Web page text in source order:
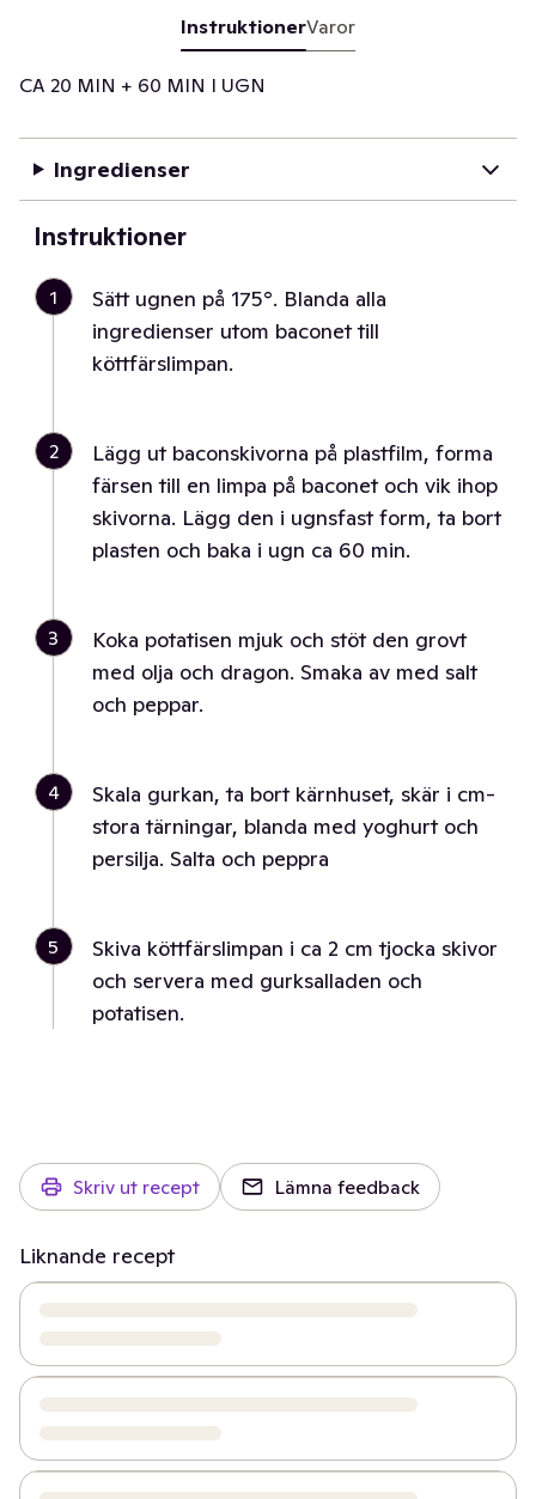
InstruktionerVaror
CA 20 MIN + 60 MIN I UGN
Ingredienser
Instruktioner
1
Sätt ugnen på 175°. Blanda alla
ingredienser utom baconet till
köttfärslimpan.
2
Lägg ut baconskivorna på plastfilm, forma
färsen till en limpa på baconet och vik ihop
skivorna. Lägg den i ugnsfast form, ta bort
plasten och baka i ugn ca 60 min.
3
Koka potatisen mjuk och stöt den grovt
med olja och dragon. Smaka av med salt
och peppar.
4
Skala gurkan, ta bort kärnhuset, skär i cm-
stora tärningar, blanda med yoghurt och
persilja. Salta och peppra
5
Skiva köttfärslimpan i ca 2 cm tjocka skivor
och servera med gurksalladen och
potatisen.
Skriv ut recept Lämna feedback
Liknande recept